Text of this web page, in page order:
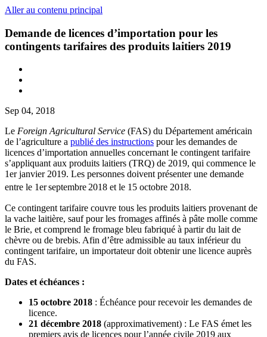
Aller au contenu principal
Demande de licences d’importation pour les
contingents tarifaires des produits laitiers 2019
Sep 04, 2018
Le Foreign Agricultural Service (FAS) du Département américain
de l’agriculture a publié des instructions pour les demandes de
licences d’importation annuelles concernant le contingent tarifaire
s’appliquant aux produits laitiers (TRQ) de 2019, qui commence le
1er janvier 2019. Les personnes doivent présenter une demande
entre le 1erseptembre2018 et le 15 octobre 2018.
Ce contingent tarifaire couvre tous les produits laitiers provenant de
la vache laitière, sauf pour les fromages affinés à pâte molle comme
le Brie, et comprend le fromage bleu fabriqué à partir du lait de
chèvre ou de brebis. Afin d’être admissible au taux inférieur du
contingent tarifaire, un importateur doit obtenir une licence auprès
du FAS.
Dates et échéances :
15 octobre 2018 : Échéance pour recevoir les demandes de
licence.
21 décembre 2018 (approximativement) : Le FAS émet les
premiers avis de licences pour l’année civile 2019 aux